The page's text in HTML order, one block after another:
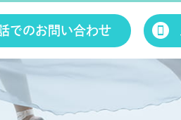
でのお問い合わせ